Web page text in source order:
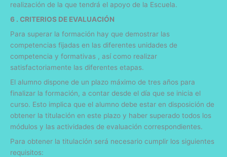
realización de la que tendrá el apoyo de la Escuela.
6 . CRITERIOS DE EVALUACIÓN
Para superar la formación hay que demostrar las
competencias fijadas en las diferentes unidades de
competencia y formativas , así como realizar
satisfactoriamente las diferentes etapas.
El alumno dispone de un plazo máximo de tres años para
finalizar la formación, a contar desde el día que se inicia el
curso. Esto implica que el alumno debe estar en disposición de
obtener la titulación en este plazo y haber superado todos los
módulos y las actividades de evaluación correspondientes.
Para obtener la titulación será necesario cumplir los siguientes
requisitos: